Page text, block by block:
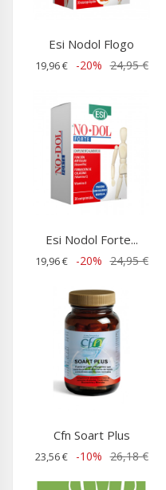
Esi Nodol Flogo
19,96 € -20% 24,95 €
Esi Nodol Forte...
19,96 € -20% 24,95 €
Cfn Soart Plus
23,56 € -10% 26,18 €